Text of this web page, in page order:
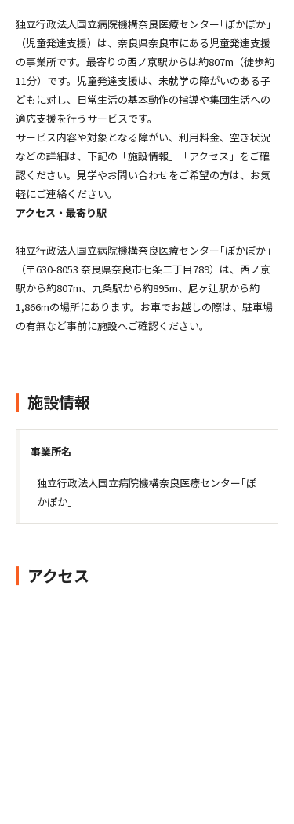
独立行政法人国立病院機構奈良医療センター｢ぽかぽか｣
（児童発達支援）は、奈良県奈良市にある児童発達支援
の事業所です。最寄りの西ノ京駅からは約807m（徒歩約
11分）です。児童発達支援は、未就学の障がいのある子
どもに対し、日常生活の基本動作の指導や集団生活への
適応支援を行うサービスです。
サービス内容や対象となる障がい、利用料金、空き状況
などの詳細は、下記の「施設情報」「アクセス」をご確
認ください。見学やお問い合わせをご希望の方は、お気
軽にご連絡ください。
アクセス・最寄り駅
独立行政法人国立病院機構奈良医療センター｢ぽかぽか｣
（〒630-8053 奈良県奈良市七条二丁目789）は、西ノ京
駅から約807m、九条駅から約895m、尼ヶ辻駅から約
1,866mの場所にあります。お車でお越しの際は、駐車場
の有無など事前に施設へご確認ください。
施設情報
事業所名
独立行政法人国立病院機構奈良医療センター｢ぽ
かぽか｣
アクセス